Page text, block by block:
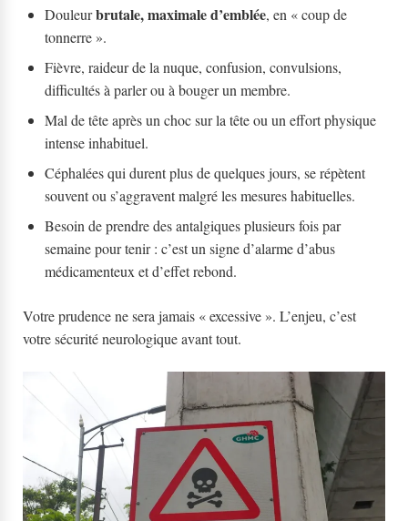
Douleurbrutale, maximale d’emblée, en « coup de
tonnerre ».
Fièvre, raideur de la nuque, confusion, convulsions,
difficultés à parler ou à bouger un membre.
Mal de tête après un choc sur la tête ou un effort physique
intense inhabituel.
Céphalées qui durent plus de quelques jours, se répètent
souvent ou s’aggravent malgré les mesures habituelles.
Besoin de prendre des antalgiques plusieurs fois par
semaine pour tenir : c’est un signe d’alarme d’abus
médicamenteux et d’effet rebond.
Votre prudence ne sera jamais « excessive ». L’enjeu, c’est
votre sécurité neurologique avant tout.